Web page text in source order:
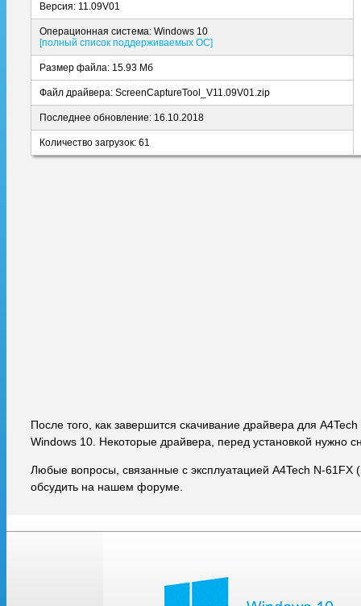
Версия: 11.09V01
Операционная система: Windows 10
[полный список поддерживаемых ОС]
Размер файла: 15.93 Мб
Файл драйвера: ScreenCaptureTool_V11.09V01.zip
Последнее обновление: 16.10.2018
Количество загрузок: 61
После того, как завершится скачивание драйвера для
Windows 10. Некоторые драйвера, перед установкой нужно
Любые вопросы, связанные с эксплуатацией A4Tech N-
обсудить на нашем форуме.